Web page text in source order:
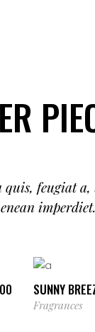
feugiat
SUNNY
Fragrances